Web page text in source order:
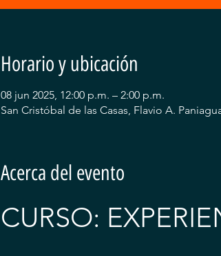
Horario y ubicación
08 jun 2025, 12:00 p.m. – 2:00 p.m.
San Cristóbal de las Casas, Flavio A.
Acerca del evento
CURSO: